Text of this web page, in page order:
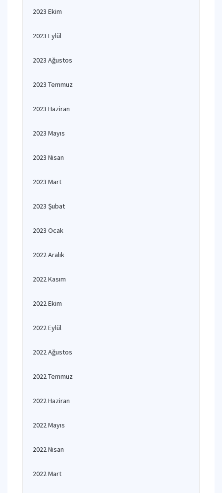
2023 Ekim
2023 Eylül
2023 Ağustos
2023 Temmuz
2023 Haziran
2023 Mayıs
2023 Nisan
2023 Mart
2023 Şubat
2023 Ocak
2022 Aralık
2022 Kasım
2022 Ekim
2022 Eylül
2022 Ağustos
2022 Temmuz
2022 Haziran
2022 Mayıs
2022 Nisan
2022 Mart